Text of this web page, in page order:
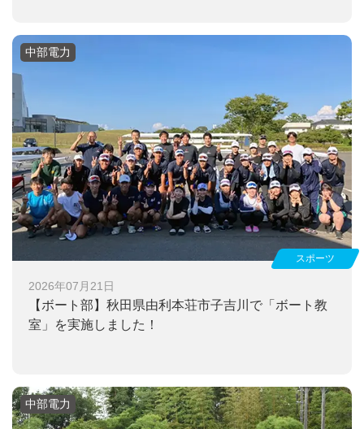
2026年07月21日
【ボート部】 秋田県由利本荘市子吉川で「ボート教
室」を実施しました！
スポーツ
中部電力
中部電力